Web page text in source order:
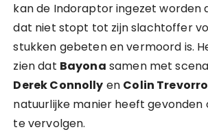
kan de Indoraptor ingezet worden
dat niet stopt tot zijn slachtoffer
stukken gebeten en vermoord is.
zien dat Bayona samen met
Derek Connolly en Colin
natuurlijke manier heeft
te vervolgen.